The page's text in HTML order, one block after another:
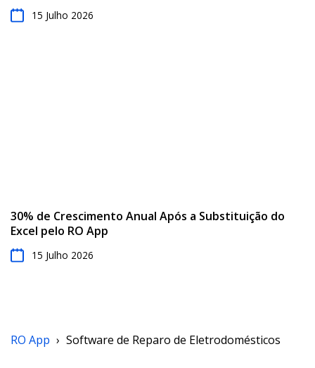
15 Julho 2026
30% de Crescimento Anual Após a Substituição do
Excel pelo RO App
15 Julho 2026
RO App › Software de Reparo de Eletrodomésticos